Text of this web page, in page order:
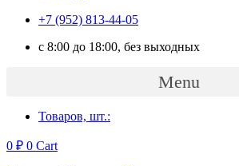
+7 (952) 813-44-05
c 8:00 до 18:00, без выходных
Menu
Товаров, шт.:
0 ₽ 0 Cart